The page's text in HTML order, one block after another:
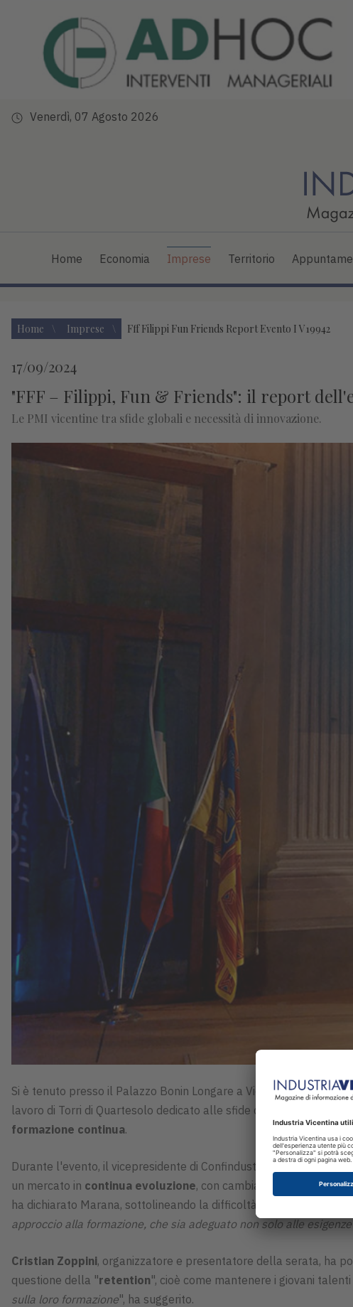
Venerdì, 07 Agosto 2026
Home Economia Imprese Territorio
Home Imprese Fff Filippi Fun Friends Report Evento I V19942
17/09/2024
"FFF – Filippi, Fun & Friends": il report
Le PMI vicentine tra sfide globali e necessità di innovazione.
Si è tenuto presso il Palazzo Bonin Longare a Vicenza, il 5
lavoro di Torri di Quartesolo dedicato alle sfide contemporanee
formazione continua.
Durante l'evento, il vicepresidente di Confindustria Vicenza
un mercato in continua evoluzione, con cambiamenti significativi
ha dichiarato Marana, sottolineando la difficoltà nel reperire
approccio alla formazione, che sia adeguato non solo alle
Cristian Zoppini, organizzatore e presentatore della serata, ha
questione della "retention", cioè come mantenere i giovani
sulla loro formazione", ha suggerito.